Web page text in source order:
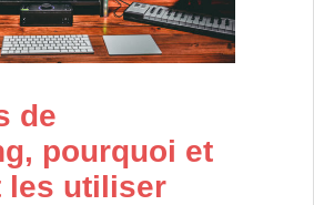
de
pourquoi et
les utiliser